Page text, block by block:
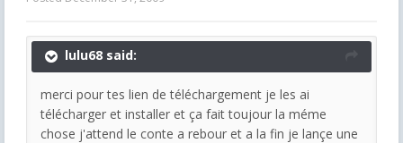
lulu68 said:
merci pour tes lien de téléchargement je les ai
télécharger et installer et ça fait toujour la méme
chose j'attend le conte a rebour et a la fin je lançe une